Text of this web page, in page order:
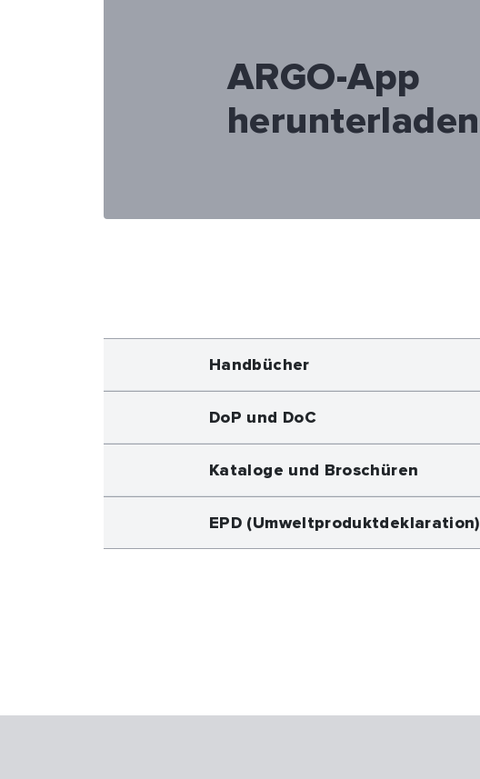
ARGO-App
herunterladen
Handbücher
DoP und DoC
Kataloge und Broschüren
EPD (Umweltproduktdeklaration)